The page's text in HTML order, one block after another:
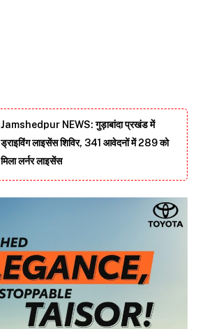
Jamshedpur NEWS: गुड़ाबांदा प्रखंड में
ड्राइविंग लाइसेंस शिविर, 341 आवेदनों में 289 को
मिला लर्नर लाइसेंस